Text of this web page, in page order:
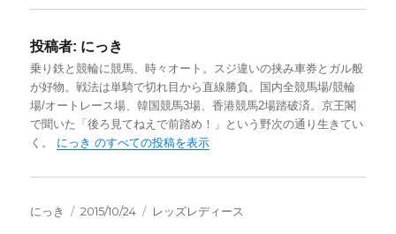
投稿者: にっき
乗り鉄と競輪に競馬、時々オート。スジ違いの挟み車券とガル般
が好物。戦法は単騎で切れ目から直線勝負。国内全競馬場/競輪
場/オートレース場、韓国競馬3場、香港競馬2場踏破済。京王閣
で聞いた「後ろ見てねえで前踏め！」という野次の通り生きてい
く。 にっき のすべての投稿を表示
投
にっき
投
2015/10/24
カ
レッズレディース